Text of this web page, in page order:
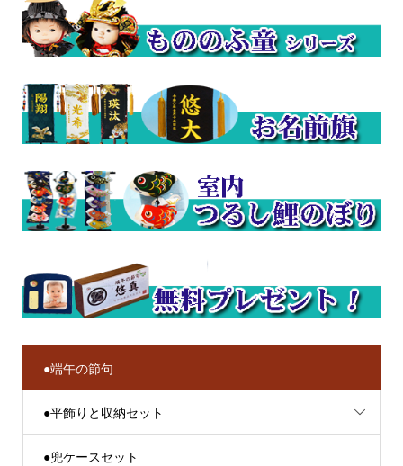
●端午の節句
●平飾りと収納セット
●兜ケースセット